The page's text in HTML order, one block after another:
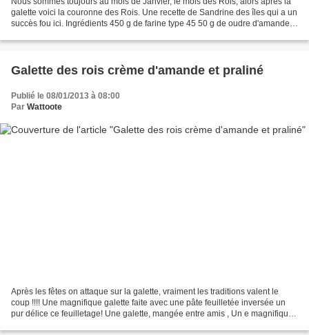
galette voici la couronne des Rois. Une recette de Sandrine des îles qui a un
succès fou ici. Ingrédients 450 g de farine type 45 50 g de oudre d'amande 4
Galette des rois crème d'amande et praliné
Publié le 08/01/2013 à 08:00
Par Wattoote
Après les fêtes on attaque sur la galette, vraiment les traditions valent le
coup !!!! Une magnifique galette faite avec une pâte feuilletée inversée un
pur délice ce feuilletage! Une galette, mangée entre amis , Un e magnifique,